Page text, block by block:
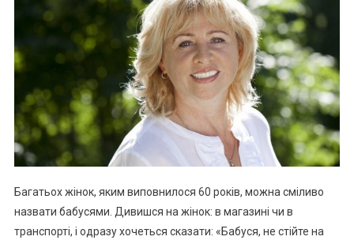
Багатьох жінок, яким виповнилося 60 років, можна сміливо
назвати бабусями. Дивишся на жінок: в магазині чи в
транспорті, і одразу хочеться сказати: «Бабуся, не стійте на